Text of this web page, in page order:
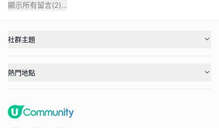
顯示所有留言(2)...
社群主題
熱門地點